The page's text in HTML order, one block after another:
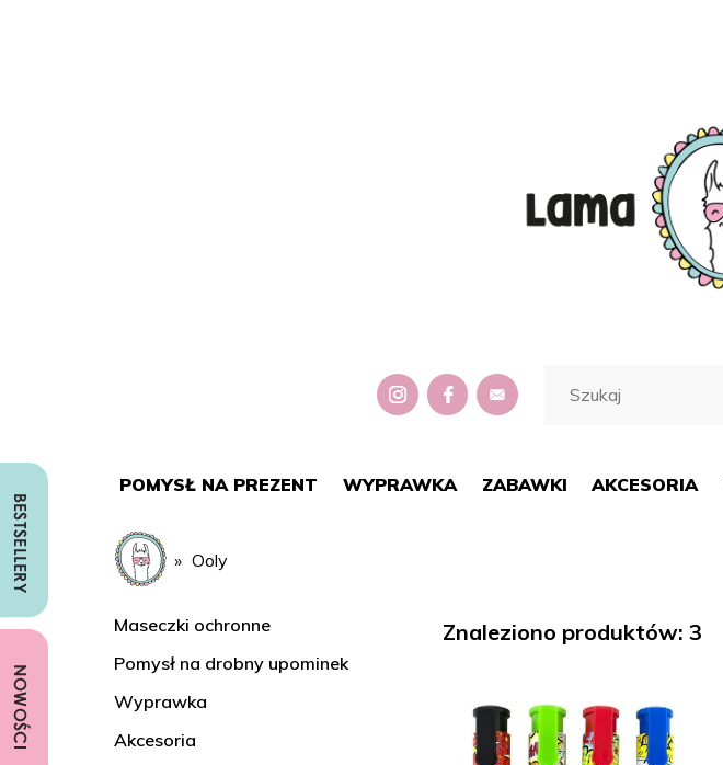
POMYSŁ NA PREZENT WYPRAWKA ZABAWKI AKCESORIA
Ooly
Maseczki ochronne
Pomysł na drobny upominek
Wyprawka
Akcesoria
Znaleziono produktów: 3